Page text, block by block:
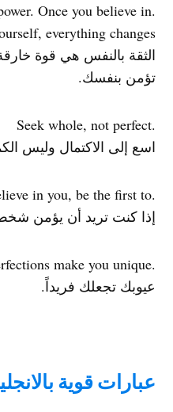
Once you believe in
everything changes
الثقة بالنفس هي قوة
تؤمن بنفسك.
.Seek whole, not perfect
اسع إلى الاكتمال وليس
.If you want someone to believe in you, be the first to
إذا كنت تريد أن يؤمن
.Your imperfections make you unique
عيوبك تجعلك فريداً.
عبارات قوية